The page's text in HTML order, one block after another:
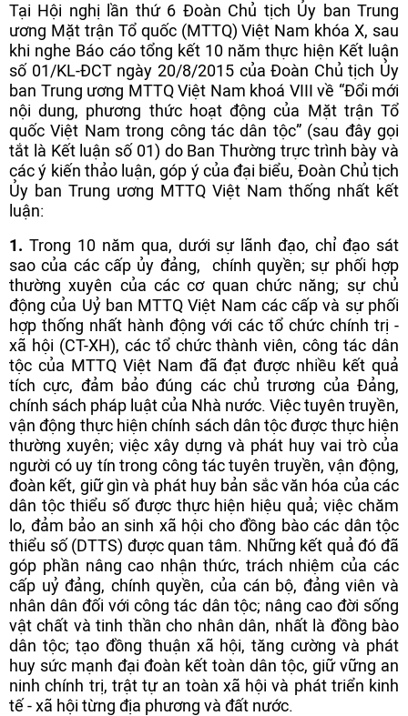
Tại Hội nghị lần thứ 6 Đoàn Chủ tịch Ủy ban Trung
ương Mặt trận Tổ quốc (MTTQ) Việt Nam khóa X, sau
khi nghe Báo cáo tổng kết 10 năm thực hiện Kết luận
số 01/KL-ĐCT ngày 20/8/2015 của Đoàn Chủ tịch Ủy
ban Trung ương MTTQ Việt Nam khoá VIII về “Đổi mới
nội dung, phương thức hoạt động của Mặt trận Tổ
quốc Việt Nam trong công tác dân tộc” (sau đây gọi
tắt là Kết luận số 01) do Ban Thường trực trình bày và
các ý kiến thảo luận, góp ý của đại biểu, Đoàn Chủ tịch
Ủy ban Trung ương MTTQ Việt Nam thống nhất kết
luận:
1. Trong 10 năm qua, dưới sự lãnh đạo, chỉ đạo sát
sao của các cấp ủy đảng, chính quyền; sự phối hợp
thường xuyên của các cơ quan chức năng; sự chủ
động của Uỷ ban MTTQ Việt Nam các cấp và sự phối
hợp thống nhất hành động với các tổ chức chính trị -
xã hội (CT-XH), các tổ chức thành viên, công tác dân
tộc của MTTQ Việt Nam đã đạt được nhiều kết quả
tích cực, đảm bảo đúng các chủ trương của Đảng,
chính sách pháp luật của Nhà nước. Việc tuyên truyền,
vận động thực hiện chính sách dân tộc được thực hiện
thường xuyên; việc xây dựng và phát huy vai trò của
người có uy tín trong công tác tuyên truyền, vận động,
đoàn kết, giữ gìn và phát huy bản sắc văn hóa của các
dân tộc thiểu số được thực hiện hiệu quả; việc chăm
lo, đảm bảo an sinh xã hội cho đồng bào các dân tộc
thiểu số (DTTS) được quan tâm. Những kết quả đó đã
góp phần nâng cao nhận thức, trách nhiệm của các
cấp uỷ đảng, chính quyền, của cán bộ, đảng viên và
nhân dân đối với công tác dân tộc; nâng cao đời sống
vật chất và tinh thần cho nhân dân, nhất là đồng bào
dân tộc; tạo đồng thuận xã hội, tăng cường và phát
huy sức mạnh đại đoàn kết toàn dân tộc, giữ vững an
ninh chính trị, trật tự an toàn xã hội và phát triển kinh
tế - xã hội từng địa phương và đất nước.